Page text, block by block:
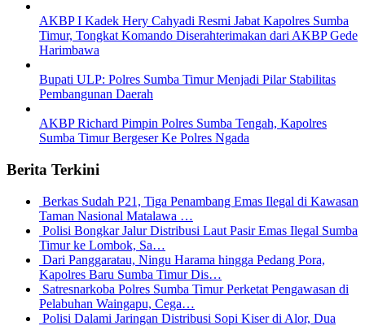
AKBP I Kadek Hery Cahyadi Resmi Jabat Kapolres Sumba
Timur, Tongkat Komando Diserahterimakan dari AKBP Gede
Harimbawa
Bupati ULP: Polres Sumba Timur Menjadi Pilar Stabilitas
Pembangunan Daerah
AKBP Richard Pimpin Polres Sumba Tengah, Kapolres
Sumba Timur Bergeser Ke Polres Ngada
Berita Terkini
Berkas Sudah P21, Tiga Penambang Emas Ilegal di Kawasan
Taman Nasional Matalawa …
Polisi Bongkar Jalur Distribusi Laut Pasir Emas Ilegal Sumba
Timur ke Lombok, Sa…
Dari Panggaratau, Ningu Harama hingga Pedang Pora,
Kapolres Baru Sumba Timur Dis…
Satresnarkoba Polres Sumba Timur Perketat Pengawasan di
Pelabuhan Waingapu, Cega…
Polisi Dalami Jaringan Distribusi Sopi Kiser di Alor, Dua